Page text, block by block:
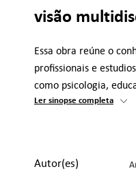
visão
Essa obra reúne o
profissionais e
como psicologia,
Ler sinopse completa
Autor(es)